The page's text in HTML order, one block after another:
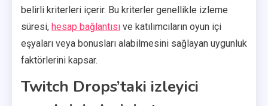
belirli kriterleri içerir. Bu kriterler genellikle izleme
süresi, hesap bağlantısı ve katılımcıların oyun içi
eşyaları veya bonusları alabilmesini sağlayan uygunluk
faktörlerini kapsar.
Twitch Drops’taki izleyici